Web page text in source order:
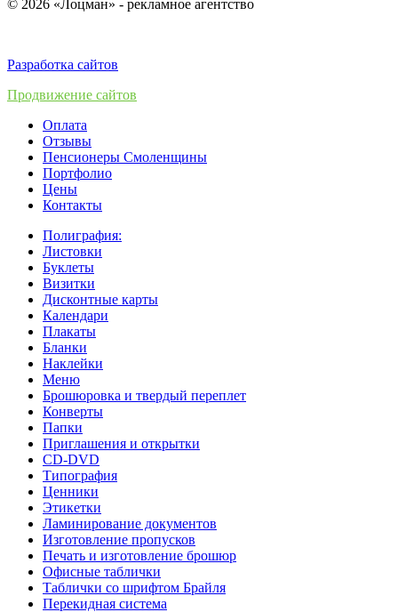
© 2026 «Лоцман» - рекламное агентство
Разработка сайтов
Продвижение сайтов
Оплата
Отзывы
Пенсионеры Смоленщины
Портфолио
Цены
Контакты
Полиграфия:
Листовки
Буклеты
Визитки
Дисконтные карты
Календари
Плакаты
Бланки
Наклейки
Меню
Брошюровка и твердый переплет
Конверты
Папки
Приглашения и открытки
CD-DVD
Типография
Ценники
Этикетки
Ламинирование документов
Изготовление пропусков
Печать и изготовление брошюр
Офисные таблички
Таблички со шрифтом Брайля
Перекидная система